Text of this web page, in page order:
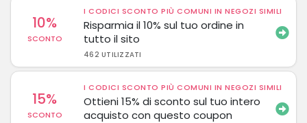
10%
SCONTO
I CODICI SCONTO PIÙ COMUNI IN NEGOZI SIMILI
Risparmia il 10% sul tuo ordine in
tutto il sito
462 UTILIZZATI
15%
SCONTO
I CODICI SCONTO PIÙ COMUNI IN NEGOZI SIMILI
Ottieni 15% di sconto sul tuo intero
acquisto con questo coupon